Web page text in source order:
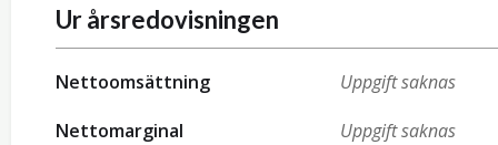
Ur årsredovisningen
Nettoomsättning
Uppgift saknas
Nettomarginal
Uppgift saknas